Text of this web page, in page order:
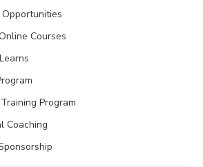
Courses
Program
Coaching